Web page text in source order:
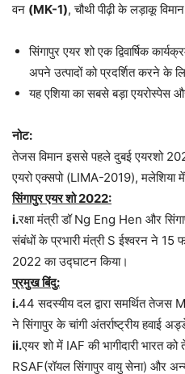
वन (MK-1), चौथी पीढ़ी के लड़ाकू
सिंगापुर एयर शो एक द्विवार्षिक
अपने उत्पादों को प्रदर्शित करने के
यह एशिया का सबसे बड़ा एयरोस्पेस
नोट:
तेजस विमान इससे पहले दुबई एयरशो
एयरो एक्सपो (LIMA-2019), मलेशिया
सिंगापुर एयर शो 2022:
i.रक्षा मंत्री डॉ Ng Eng Hen और
संबंधों के प्रभारी मंत्री S ईश्वरन ने 15
2022 का उद्घाटन किया।
प्रमुख बिंदु:
i.44 सदस्यीय दल द्वारा समर्थित तेजस
ने सिंगापुर के चांगी अंतर्राष्ट्रीय हवाई
ii.एयर शो में IAF की भागीदारी भारत
RSAF(रॉयल सिंगापुर वायु सेना) और